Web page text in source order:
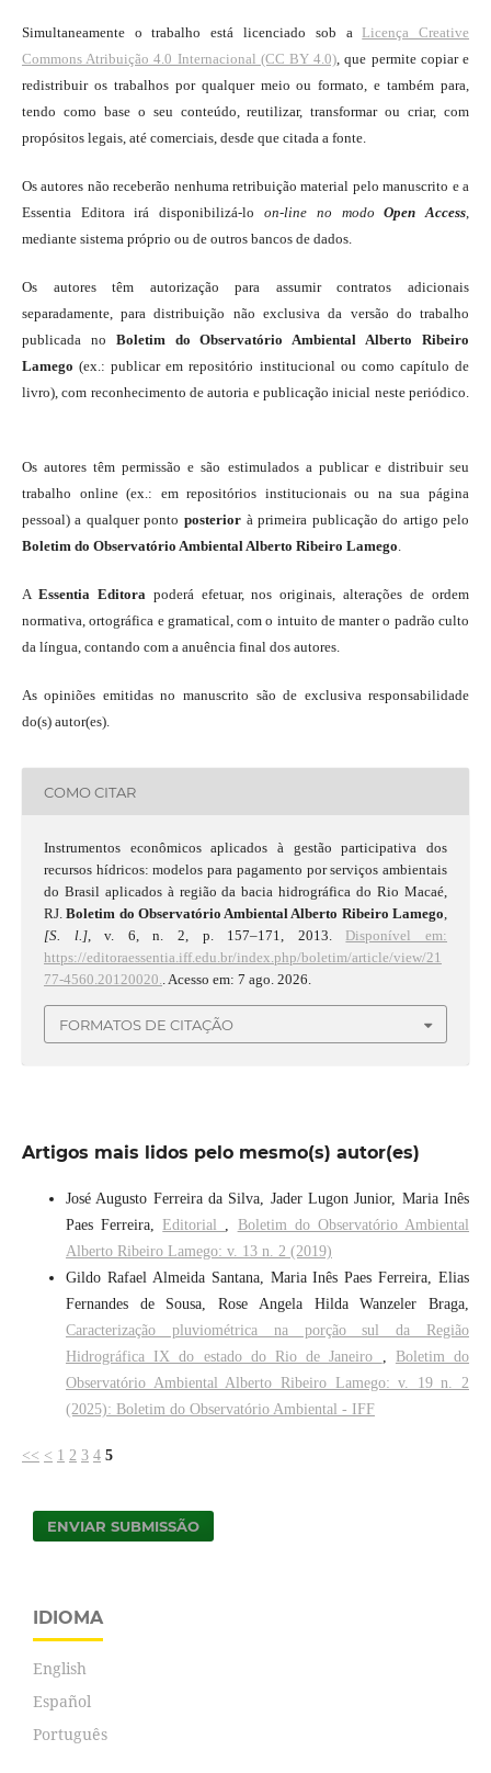
Simultaneamente o trabalho está licenciado sob a Licença Creative
Commons Atribuição 4.0 Internacional (CC BY 4.0), que permite copiar e
redistribuir os trabalhos por qualquer meio ou formato, e também para,
tendo como base o seu conteúdo, reutilizar, transformar ou criar, com
propósitos legais, até comerciais, desde que citada a fonte.
Os autores não receberão nenhuma retribuição material pelo manuscrito e a
Essentia Editora irá disponibilizá-lo on-line no modo Open Access,
mediante sistema próprio ou de outros bancos de dados.
Os autores têm autorização para assumir contratos adicionais
separadamente, para distribuição não exclusiva da versão do trabalho
publicada no Boletim do Observatório Ambiental Alberto Ribeiro
Lamego (ex.: publicar em repositório institucional ou como capítulo de
livro), com reconhecimento de autoria e publicação inicial neste periódico.
Os autores têm permissão e são estimulados a publicar e distribuir seu
trabalho online (ex.: em repositórios institucionais ou na sua página
pessoal) a qualquer ponto posterior à primeira publicação do artigo pelo
Boletim do Observatório Ambiental Alberto Ribeiro Lamego.
A Essentia Editorapoderá efetuar, nos originais, alterações de ordem
normativa, ortográfica e gramatical, com o intuito de manter o padrão culto
da língua, contando com a anuência final dos autores.
As opiniões emitidas no manuscrito são de exclusiva responsabilidade
do(s) autor(es).
COMO CITAR
Instrumentos econômicos aplicados à gestão participativa dos
recursos hídricos: modelos para pagamento por serviços ambientais
do Brasil aplicados à região da bacia hidrográfica do Rio Macaé,
RJ.Boletim do Observatório Ambiental Alberto Ribeiro Lamego,
[S. l.], v. 6, n. 2, p. 157–171, 2013. Disponível em:
https://editoraessentia.iff.edu.br/index.php/boletim/article/view/21
77-4560.20120020.. Acesso em: 7 ago. 2026.
FORMATOS DE CITAÇÃO
Artigos mais lidos pelo mesmo(s) autor(es)
José Augusto Ferreira da Silva, Jader Lugon Junior, Maria Inês
Paes Ferreira, Editorial
Boletim do Observatório Ambiental
Alberto Ribeiro Lamego: v. 13 n. 2 (2019)
Gildo Rafael Almeida Santana, Maria Inês Paes Ferreira, Elias
Fernandes de Sousa, Rose Angela Hilda Wanzeler Braga,
Caracterização pluviométrica na porção sul da Região
Hidrográfica IX do estado do Rio de Janeiro
Boletim do
Observatório Ambiental Alberto Ribeiro Lamego: v. 19 n. 2
(2025): Boletim do Observatório Ambiental - IFF
<< < 1 2 3 4 5
ENVIAR SUBMISSÃO
IDIOMA
English
Español
Português